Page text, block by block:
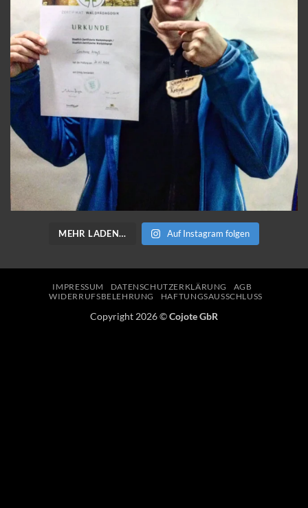
MEHR LADEN… Auf Instagram folgen
IMPRESSUM DATENSCHUTZERKLÄRUNG
AGB
WIDERRUFSBELEHRUNG
HAFTUNGSAUSSCHLUSS
Copyright 2026 ©Cojote GbR